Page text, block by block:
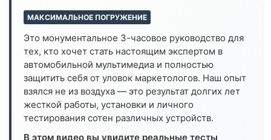
МАКСИМАЛЬНОЕ ПОГРУЖЕНИЕ
Это монументальное 3-часовое руководство для
тех, кто хочет стать настоящим экспертом в
автомобильной мультимедиа и полностью
защитить себя от уловок маркетологов. Наш опыт
взялся не из воздуха — это результат долгих лет
жесткой работы, установки и личного
тестирования сотен различных устройств.
В этом видео вы увидите реальные тесты